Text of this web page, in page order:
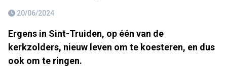
20/06/2024
Ergens in Sint-Truiden, op één van de
kerkzolders, nieuw leven om te koesteren, en dus
ook om te ringen.